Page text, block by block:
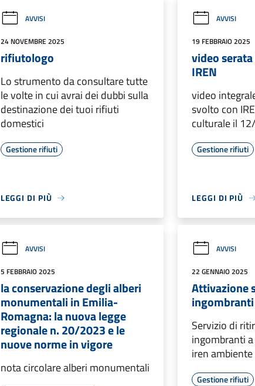
AVVISI
24 NOVEMBRE 2025
rifiutologo
Lo strumento da consultare tutte
le volte in cui avrai dei dubbi sulla
destinazione dei tuoi rifiuti
domestici
Gestione rifiuti
LEGGI DI PIÙ
AVVISI
19 FEBBRAIO 2025
video
IREN
video
svolto con
culturale il
Gestione rifiuti
LEGGI DI PIÙ
AVVISI
5 FEBBRAIO 2025
la conservazione degli alberi
monumentali in Emilia-
Romagna: la nuova legge
regionale n. 20/2023 e le
nuove norme in vigore
nota circolare alberi monumentali
AVVISI
22 GENNAIO 2025
Attivazione
Servizio di
ingombranti
iren ambiente
Gestione rifiuti